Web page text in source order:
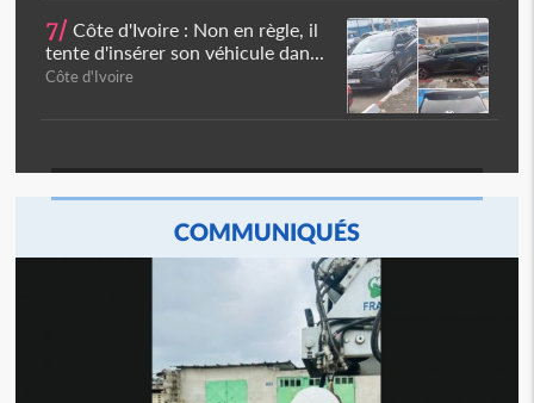
7/ Côte d'Ivoire : Non en règle, il
tente d'insérer son véhicule dan...
Côte d'Ivoire
COMMUNIQUÉS